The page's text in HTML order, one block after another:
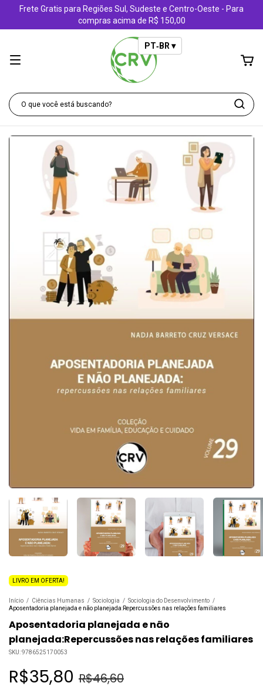
Frete Gratis para Regiões Sul, Sudeste e Centro-Oeste - Para
compras acima de R$ 150,00
PT‑BR ▾
LIVRO EM OFERTA!
Início / Ciências Humanas / Sociologia / Sociologia do Desenvolvimento /
Aposentadoria planejada e não planejada:Repercussões nas relações familiares
Aposentadoria planejada e não
planejada:Repercussões nas relações familiares
SKU:9786525170053
R$35,80 R$46,60